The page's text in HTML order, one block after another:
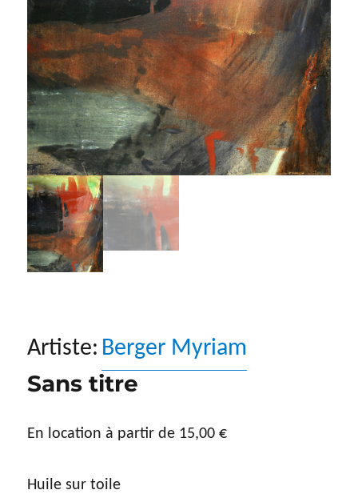
Artiste: Berger Myriam
Sans titre
En location à partir de 15,00€
Huile sur toile